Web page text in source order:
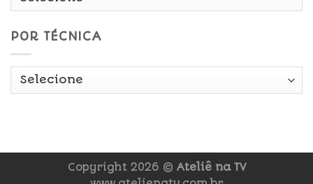
POR TÉCNICA
Copyright 2026 © Ateliê na TV